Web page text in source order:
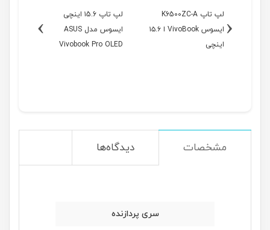
لپ تاپ K6500ZC-A
ایسوس VivoBook ا ۱۵.۶
اینچی
لپ تاپ ۱5.6 اینچی
ایسوس مدل ASUS
Vivobook Pro OLED
‹
›
مشخصات دیدگاه‌ها
سری پردازنده